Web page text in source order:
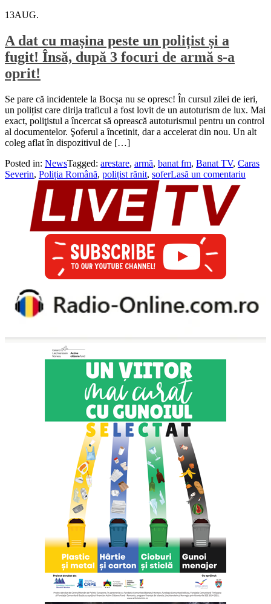
13AUG.
A dat cu mașina peste un polițist și a
fugit! Însă, după 3 focuri de armă s-a
oprit!
Se pare că incidentele la Bocșa nu se opresc! În cursul zilei de ieri,
un polițist care dirija traficul a fost lovit de un autoturism de lux. Mai
exact, poliţistul a încercat să oprească autoturismul pentru un control
al documentelor. Şoferul a încetinit, dar a accelerat din nou. Un alt
coleg aflat în dispozitivul de […]
Posted in: NewsTagged: arestare, armă, banat fm, Banat TV, Caras
Severin, Poliția Română, polițist rănit, soferLasă un comentariu